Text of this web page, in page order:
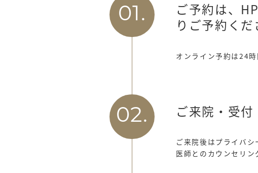
01.
ご予約は、
りご予約くだ
オンライン予約は24時
02. ご来院・受付
ご来院後はプライバシ
医師とのカウンセリン